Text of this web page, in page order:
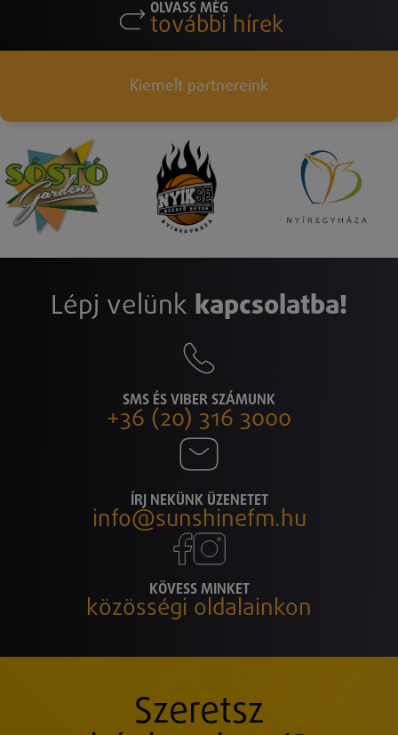
OLVASS MÉG
további hírek
Kiemelt partnereink
Lépj velünk kapcsolatba!
SMS ÉS VIBER SZÁMUNK
+36 (20) 316 3000
ÍRJ NEKÜNK ÜZENETET
info@sunshinefm.hu
KÖVESS MINKET
közösségi oldalainkon
Szeretsz